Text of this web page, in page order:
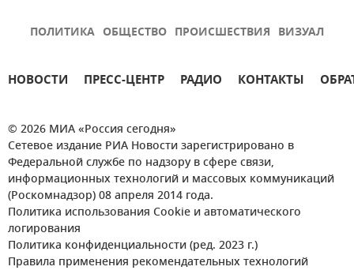
ПОЛИТИКА ОБЩЕСТВО ПРОИСШЕСТВИЯ ВИЗУАЛ
НОВОСТИ ПРЕСС-ЦЕНТР РАДИО КОНТАКТЫ
© 2026 МИА «Россия сегодня»
Сетевое издание РИА Новости зарегистрировано в
Федеральной службе по надзору в сфере связи,
информационных технологий и массовых коммуникаций
(Роскомнадзор) 08 апреля 2014 года.
Политика использования Cookie и автоматического
логирования
Политика конфиденциальности (ред. 2023 г.)
Правила применения рекомендательных технологий